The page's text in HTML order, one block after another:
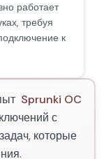
работает
требуя
к
Sprunki OC
с
которые